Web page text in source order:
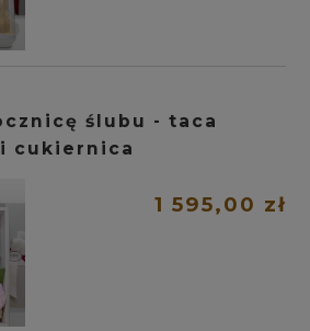
ślubu - taca
cukiernica
1 595,00 zł